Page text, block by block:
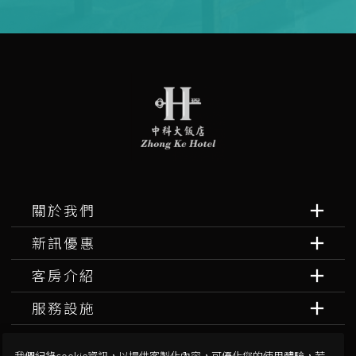
關於我們
新訊優惠
客房介紹
服務設施